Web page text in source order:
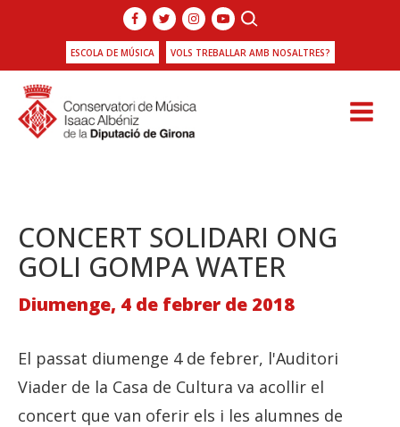
ESCOLA DE MÚSICA VOLS TREBALLAR AMB NOSALTRES?
CONCERT SOLIDARI ONG
GOLI GOMPA WATER
Diumenge, 4 de febrer de 2018
El passat diumenge 4 de febrer, l'Auditori
Viader de la Casa de Cultura va acollir el
concert que van oferir els i les alumnes de